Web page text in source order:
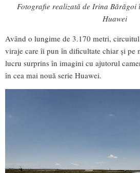
Fotografie realizată de Irina
Huawei
Având o lungime de 3.170 metri,
viraje care îi pun în dificultate chiar și pe
lucru surprins în imagini cu ajutorul
în cea mai nouă serie Huawei.